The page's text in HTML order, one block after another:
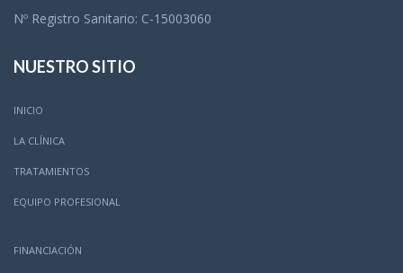
Nº Registro Sanitario: C-15003060
NUESTRO SITIO
INICIO
LA CLÍNICA
TRATAMIENTOS
EQUIPO PROFESIONAL
FINANCIACIÓN